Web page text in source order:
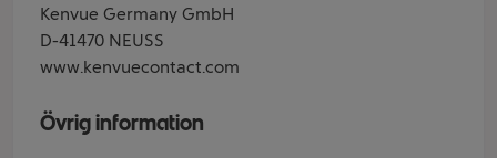
Kenvue Germany GmbH
D-41470 NEUSS
www.kenvuecontact.com
Övrig information